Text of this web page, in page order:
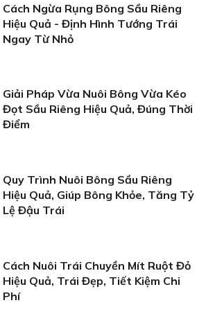
Cách Ngừa Rụng Bông Sầu Riêng
Hiệu Quả - Định Hình Tướng Trái
Ngay Từ Nhỏ
Giải Pháp Vừa Nuôi Bông Vừa Kéo
Đọt Sầu Riêng Hiệu Quả, Đúng Thời
Điểm
Quy Trình Nuôi Bông Sầu Riêng
Hiệu Quả, Giúp Bông Khỏe, Tăng Tỷ
Lệ Đậu Trái
Cách Nuôi Trái Chuyền Mít Ruột Đỏ
Hiệu Quả, Trái Đẹp, Tiết Kiệm Chi
Phí